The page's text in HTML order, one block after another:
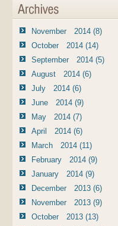
November 2014 (8)
October 2014 (14)
September 2014 (5)
August 2014 (6)
July 2014 (6)
June 2014 (9)
May 2014 (7)
April 2014 (6)
March 2014 (11)
February 2014 (9)
January 2014 (9)
December 2013 (6)
November 2013 (9)
October 2013 (13)